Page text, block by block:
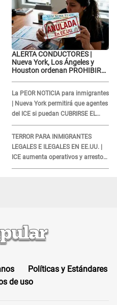
ALERTA CONDUCTORES |
Nueva York, Los Ángeles y
Houston ordenan PROHIBIR
La PEOR NOTICIA para inmigrantes
| Nueva York permitirá que agentes
del ICE si puedan CUBRIRSE EL
ROSTRO
TERROR PARA INMIGRANTES
LEGALES E ILEGALES EN EE.UU. |
ICE aumenta operativos y arrestos
a extranjeros en aeropuertos
Políticas y Estándares
de uso